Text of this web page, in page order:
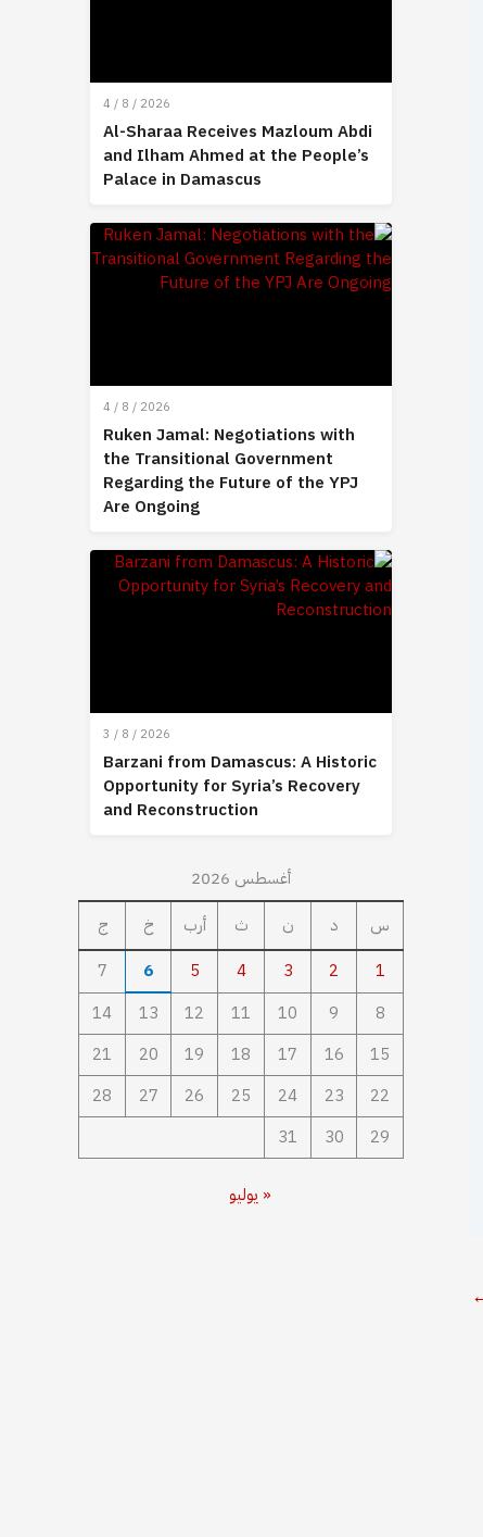
4 / 8 / 2026
Al-Sharaa Receives Mazloum Abdi
and Ilham Ahmed at the People’s
Palace in Damascus
4 / 8 / 2026
Ruken Jamal: Negotiations with
the Transitional Government
Regarding the Future of the YPJ
Are Ongoing
3 / 8 / 2026
Barzani from Damascus: A Historic
Opportunity for Syria’s Recovery
and Reconstruction
أغسطس 2026
س
د ن ث أرب خ
ج
1
2
3
4
5
6
7
8
9
10
11
12
13
14
15
16
17
18
19
20
21
22
23
24
25
26
27
28
29
30
31
« يوليو